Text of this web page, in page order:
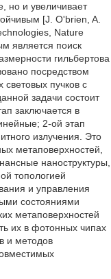
но и увеличивает
[J. O'brien, A.
Nature
является поиск
гильбертова
посредством
световых пучков с
задачи состоит
заключается в
2-ой этап
излучения. Это
метаповерхностей,
наноструктуры,
топологией
и управления
состояниями
метаповерхностей
их в фотонных чипах
и методов